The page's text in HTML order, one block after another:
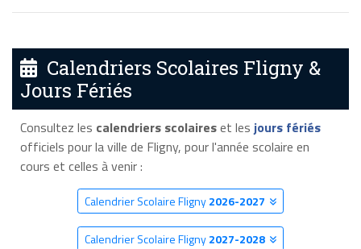
Calendriers Scolaires Fligny &
Jours Fériés
Consultez les calendriers scolaireset les jours fériés
officiels pour la ville de Fligny, pour l'année scolaire en
cours et celles à venir :
Calendrier Scolaire Fligny2026-2027
Calendrier Scolaire Fligny2027-2028